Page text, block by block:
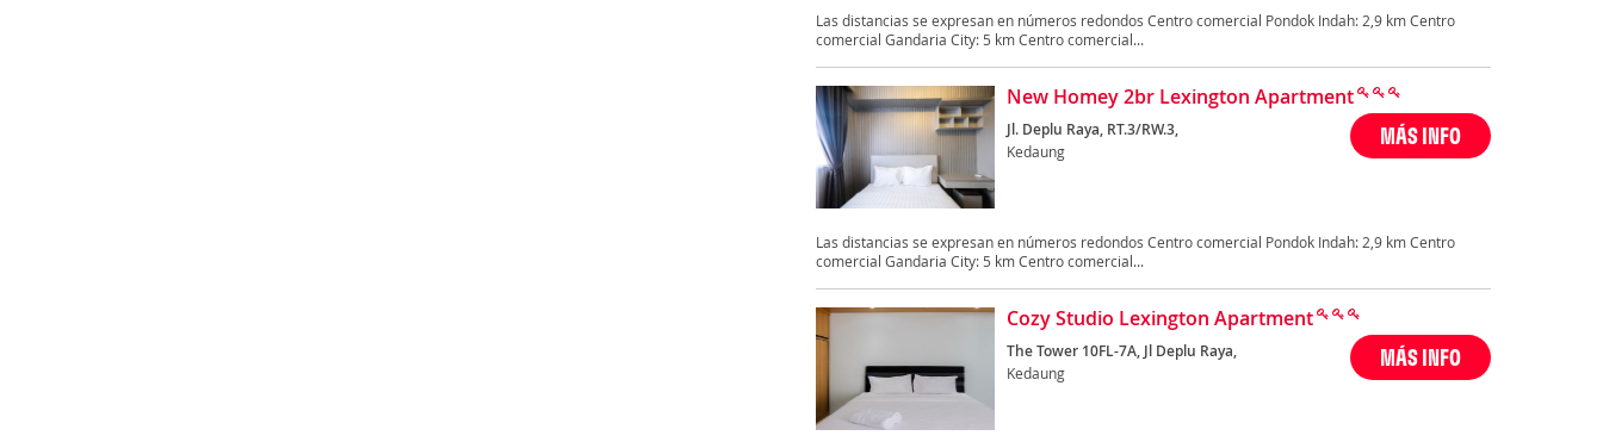
Las distancias se expresan en números redondos Centro comercial Pondok Indah: 2,9 km Centro
comercial Gandaria City: 5 km Centro comercial...
New Homey 2br Lexington Apartment
Jl. Deplu Raya, RT.3/RW.3,
Kedaung
MÁS INFO
Las distancias se expresan en números redondos Centro comercial Pondok Indah: 2,9 km Centro
comercial Gandaria City: 5 km Centro comercial...
Cozy Studio Lexington Apartment
The Tower 10FL-7A, Jl Deplu Raya,
Kedaung
MÁS INFO